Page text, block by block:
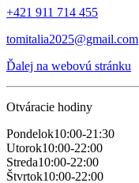
+421 911 714 455
tomitalia2025@gmail.com
Ďalej na webovú stránku
Otváracie hodiny
Pondelok10:00-21:30
Utorok10:00-22:00
Streda10:00-22:00
Štvrtok10:00-22:00